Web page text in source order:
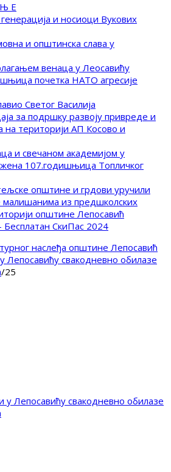
Е
и носиоци Вукових
и општинска слава у
венаца у Леосавићу
почетка НАТО агресије
Светог Василија
за подршку развоју привреде и
на територији АП Косово и
и свечаном академијом у
107.годишњица Топличког
општине и грдови уручили
малишанима из предшколских
општине Лепосавић
СкиПас 2024
Лепосавићу свакодневно обилазе
/25
у Лепосавићу свакодневно обилазе